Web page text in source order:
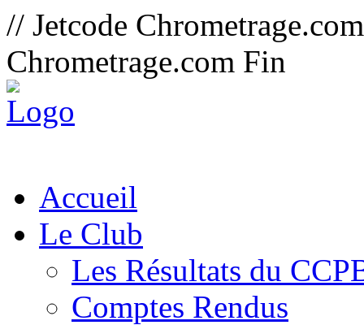
// Jetcode
Chrometrage.com Fin
Accueil
Le Club
Les Résultats du
Comptes Rendus